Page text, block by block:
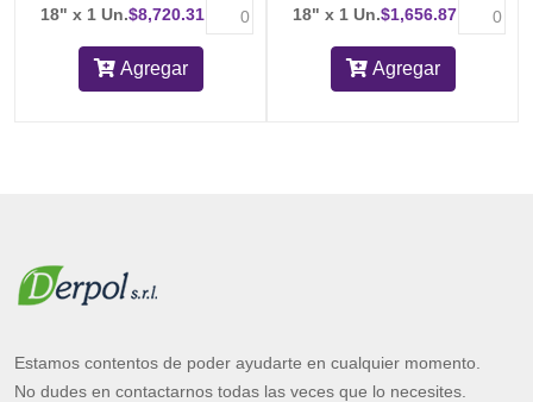
18" x 1 Un.$8,720.31
Agregar
18" x 1 Un.$1,656.87
Agregar
Estamos contentos de poder ayudarte en cualquier momento.
No dudes en contactarnos todas las veces que lo necesites.